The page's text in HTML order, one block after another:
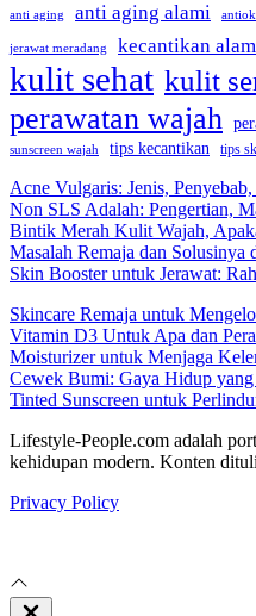
anti aging anti aging alami
jerawat meradang kecantikan
kulit sehat kulit
perawatan wajah
sunscreen wajah tips kecantikan tips
Acne Vulgaris: Jenis,
Non SLS Adalah: Pengertian,
Bintik Merah Kulit Wajah,
Masalah Remaja dan
Skin Booster untuk Jerawat:
Skincare Remaja untuk
Vitamin D3 Untuk Apa dan
Moisturizer untuk Menjaga
Cewek Bumi: Gaya Hidup
Tinted Sunscreen untuk
Lifestyle-People.com adalah
kehidupan modern. Konten
Privacy Policy
Close